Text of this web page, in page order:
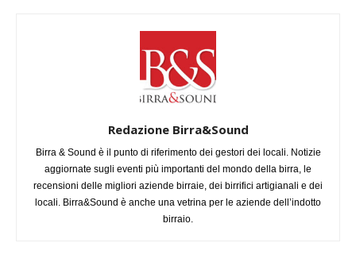
Redazione Birra&Sound
Birra & Sound è il punto di riferimento dei gestori dei locali. Notizie
aggiornate sugli eventi più importanti del mondo della birra, le
recensioni delle migliori aziende birraie, dei birrifici artigianali e dei
locali. Birra&Sound è anche una vetrina per le aziende dell’indotto
birraio.